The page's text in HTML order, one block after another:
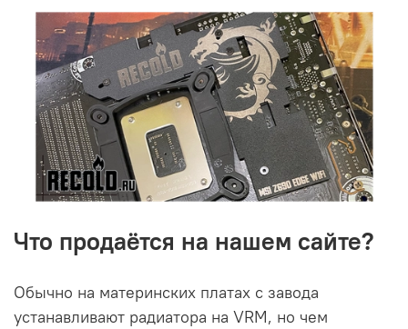
Что продаётся на нашем сайте?
Обычно на материнских платах с завода
устанавливают радиатора на VRM, но чем